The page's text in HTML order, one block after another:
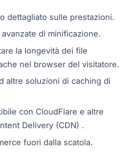
dettagliato sulle prestazioni.
di minificazione.
la longevità dei file
nel browser del visitatore.
altre soluzioni di caching di
con CloudFlare e altre
Delivery (CDN) .
fuori dalla scatola.